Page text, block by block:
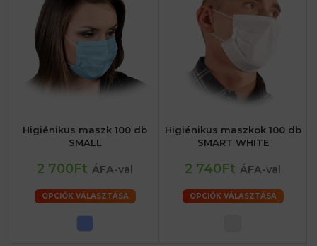
Higiénikus maszk 100 db
SMALL
2 700Ft ÁFA-val
OPCIÓK VÁLASZTÁSA
Higiénikus maszkok 100 db
SMART WHITE
2 740Ft ÁFA-val
OPCIÓK VÁLASZTÁSA